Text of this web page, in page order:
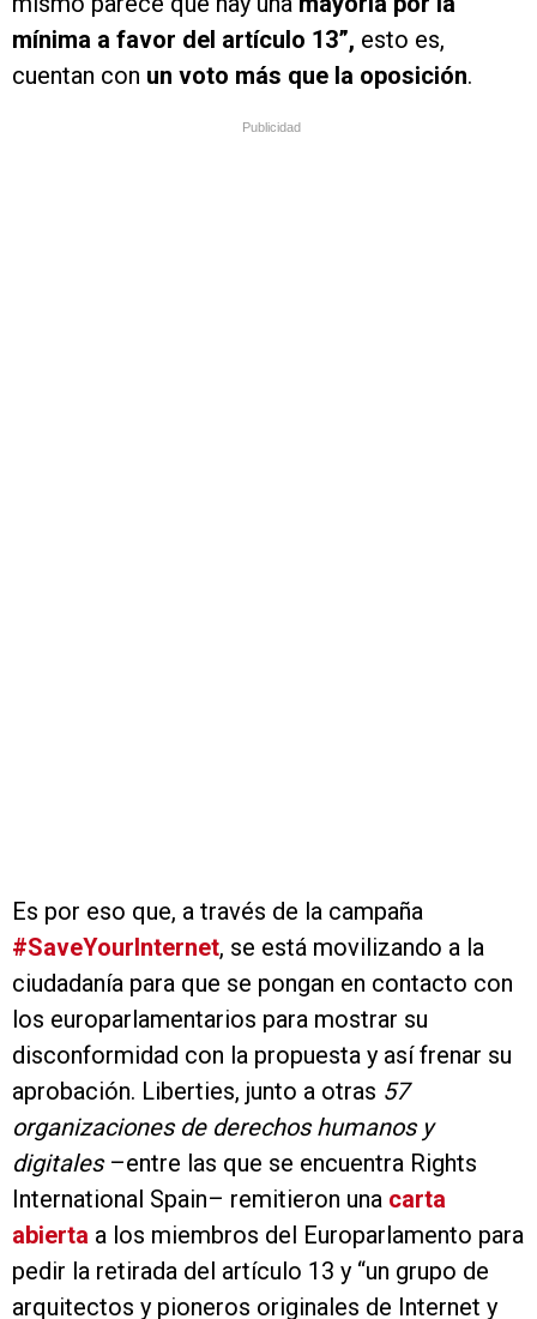
mínima a favor del artículo 13”, esto es,
cuentan con un voto más que la oposición.
Publicidad
Es por eso que, a través de la campaña
#SaveYourInternet, se está movilizando a la
ciudadanía para que se pongan en contacto con
los europarlamentarios para mostrar su
disconformidad con la propuesta y así frenar su
aprobación. Liberties, junto a otras 57
organizaciones de derechos humanos y
digitales–entre las que se encuentra Rights
International Spain– remitieron una carta
abierta a los miembros del Europarlamento para
pedir la retirada del artículo 13 y “un grupo de
arquitectos y pioneros originales de Internet y